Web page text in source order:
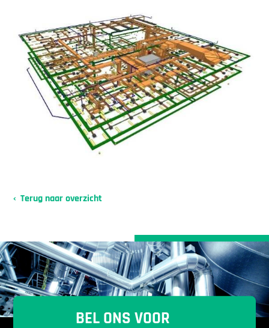
Terug naar overzicht
BEL ONS VOOR